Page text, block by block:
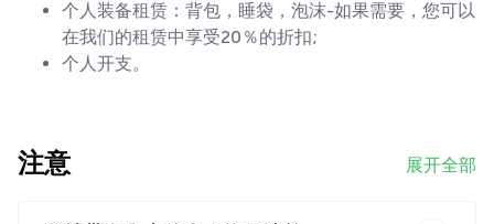
个人装备租赁：背包，睡袋，泡沫-如果需要，您可以
在我们的租赁中享受20％的折扣;
个人开支。
注意 展开全部